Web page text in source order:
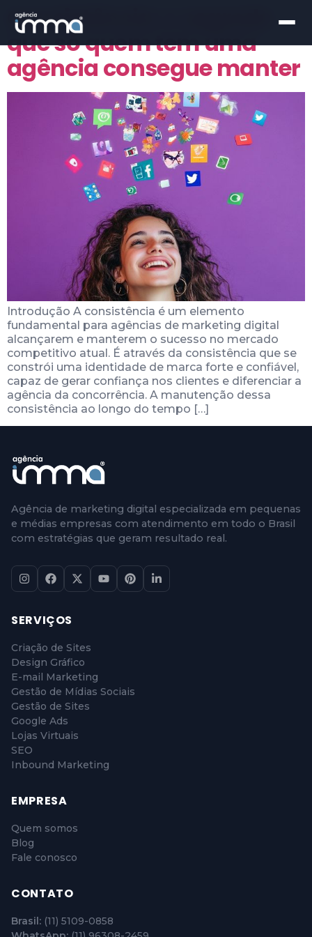
Consistência: o segredo
que só quem tem uma
agência consegue manter
Introdução A consistência é um elemento
fundamental para agências de marketing digital
alcançarem e manterem o sucesso no mercado
competitivo atual. É através da consistência que se
constrói uma identidade de marca forte e confiável,
capaz de gerar confiança nos clientes e diferenciar a
agência da concorrência. A manutenção dessa
consistência ao longo do tempo […]
Agência de marketing digital especializada em pequenas
e médias empresas com atendimento em todo o Brasil
com estratégias que geram resultado real.
SERVIÇOS
Criação de Sites
Design Gráfico
E-mail Marketing
Gestão de Mídias Sociais
Gestão de Sites
Google Ads
Lojas Virtuais
SEO
Inbound Marketing
EMPRESA
Quem somos
Blog
Fale conosco
CONTATO
Brasil: (11) 5109-0858